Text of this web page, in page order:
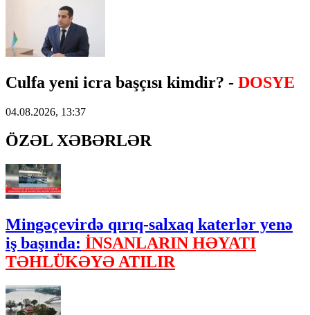
Culfa yeni icra başçısı kimdir? - DOSYE
04.08.2026, 13:37
ÖZƏL XƏBƏRLƏR
Mingəçevirdə qırıq-salxaq katerlər yenə
iş başında: İNSANLARIN HƏYATI
TƏHLÜKƏYƏ ATILIR